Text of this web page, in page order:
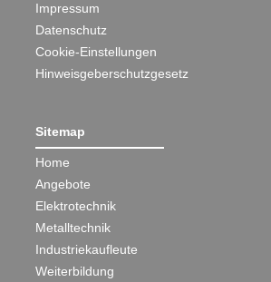
Impressum
Datenschutz
Cookie-Einstellungen
Hinweisgeberschutzgesetz
Sitemap
Home
Angebote
Elektrotechnik
Metalltechnik
Industriekaufleute
Weiterbildung